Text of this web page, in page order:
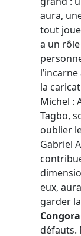
aura,
tout
a un
la
Michel :
Tagbo,
oublier
Gabriel
eux,
garder
défauts.